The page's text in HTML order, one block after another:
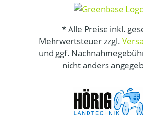
* Alle Preise inkl.
Mehrwertsteuer zzgl.
und ggf.
nicht anders